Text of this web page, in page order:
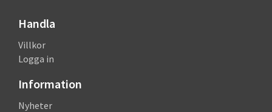
Handla
Villkor
Logga in
Information
Nyheter